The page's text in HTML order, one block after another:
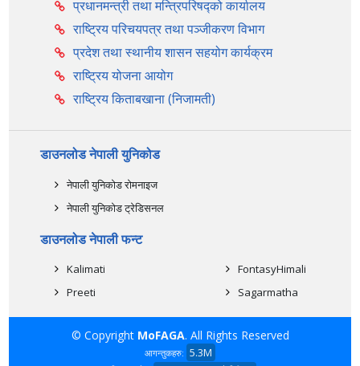
प्रधानमन्त्री तथा मन्त्रिपरिषद्को कार्यालय
राष्ट्रिय परिचयपत्र तथा पञ्‍जीकरण विभाग
प्रदेश तथा स्थानीय शासन सहयोग कार्यक्रम
राष्ट्रिय योजना आयोग
राष्ट्रिय किताबखाना (निजामती)
डाउनलोड नेपाली युनिकोड
नेपाली युनिकोड रोमनाइज
नेपाली युनिकोड ट्रेडिसनल
डाउनलोड नेपाली फन्ट
Kalimati
Preeti
FontasyHimali
Sagarmatha
© Copyright MoFAGA. All Rights Reserved
आगन्तुकहरु: 5.3M